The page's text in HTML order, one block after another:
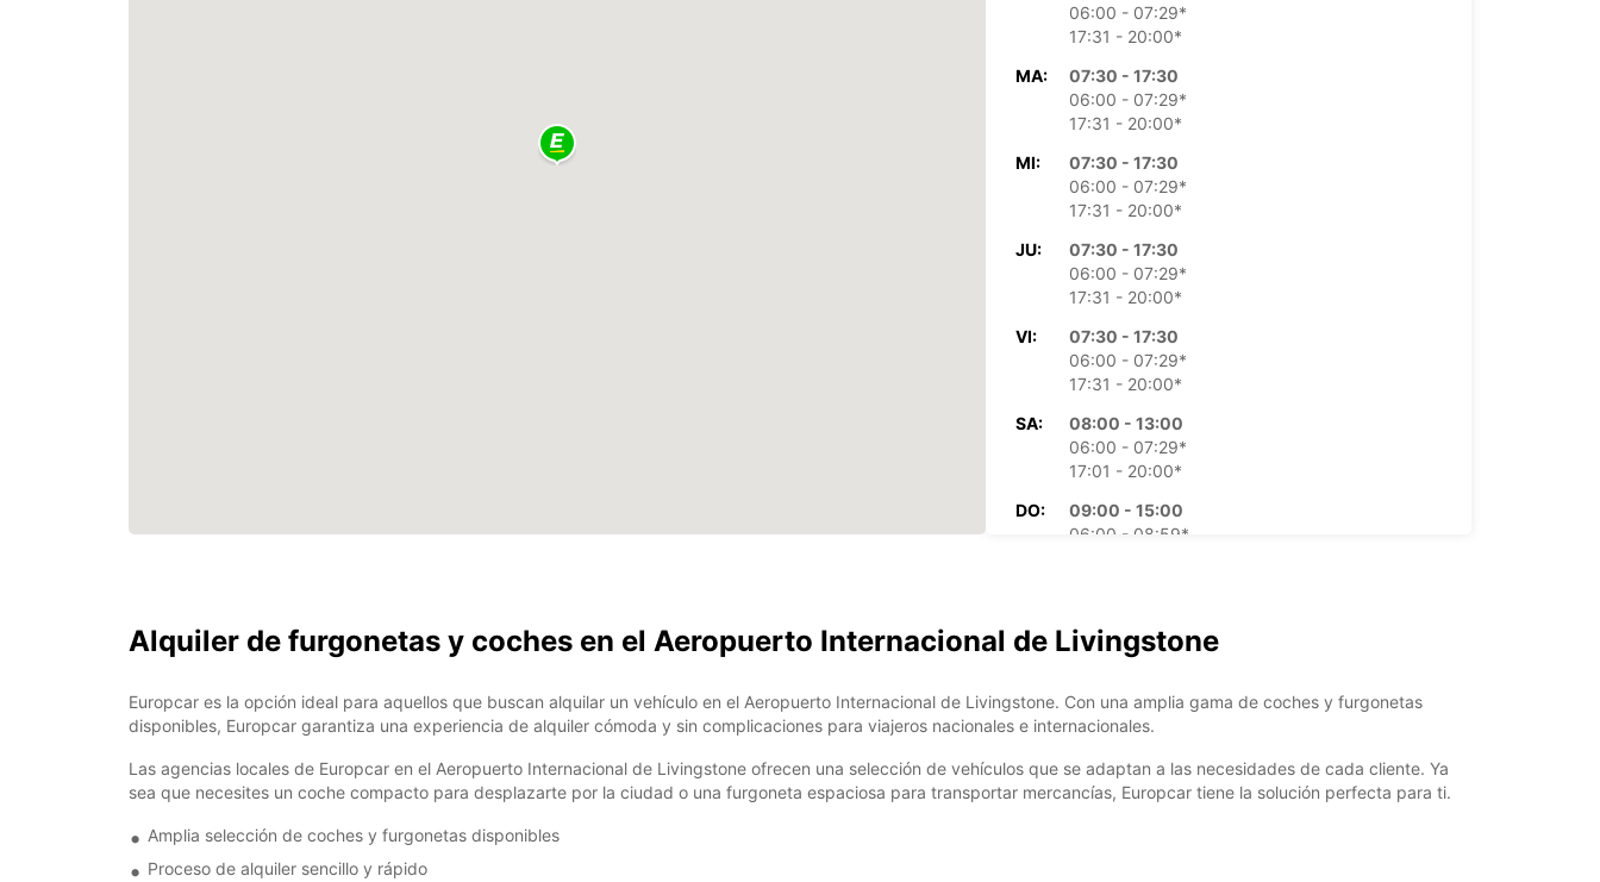
06:00 - 07:29*
17:31 - 20:00*
MA:
07:30 - 17:30
06:00 - 07:29*
17:31 - 20:00*
MI:
07:30 - 17:30
06:00 - 07:29*
17:31 - 20:00*
JU:
07:30 - 17:30
06:00 - 07:29*
17:31 - 20:00*
VI:
07:30 - 17:30
06:00 - 07:29*
17:31 - 20:00*
SA:
08:00 - 13:00
06:00 - 07:29*
17:01 - 20:00*
DO:
09:00 - 15:00
06:00 - 08:59*
días festivos.
+260 (212) 627800
Cómo llegar
Alquiler de furgonetas y coches en el Aeropuerto Internacional de Livingstone
Europcar es la opción ideal para aquellos que buscan alquilar un vehículo en el Aeropuerto Internacional de Livingstone. Con una amplia gama de coches y furgonetas
disponibles, Europcar garantiza una experiencia de alquiler cómoda y sin complicaciones para viajeros nacionales e internacionales.
Las agencias locales de Europcar en el Aeropuerto Internacional de Livingstone ofrecen una selección de vehículos que se adaptan a las necesidades de cada cliente. Ya
sea que necesites un coche compacto para desplazarte por la ciudad o una furgoneta espaciosa para transportar mercancías, Europcar tiene la solución perfecta para ti.
Amplia selección de coches y furgonetas disponibles
Proceso de alquiler sencillo y rápido